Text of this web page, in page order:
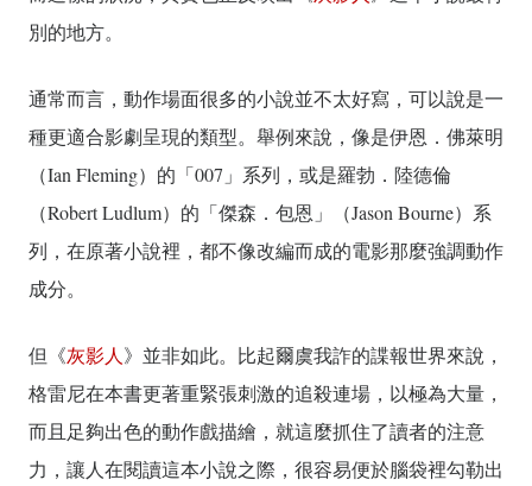
別的地方。
通常而言，動作場面很多的小說並不太好寫，可以說是一
種更適合影劇呈現的類型。舉例來說，像是伊恩．佛萊明
（Ian Fleming）的「007」系列，或是羅勃．陸德倫
（Robert Ludlum）的「傑森．包恩」（Jason Bourne）系
列，在原著小說裡，都不像改編而成的電影那麼強調動作
成分。
但《灰影人 》並非如此。比起爾虞我詐的諜報世界來說，
格雷尼在本書更著重緊張刺激的追殺連場，以極為大量，
而且足夠出色的動作戲描繪，就這麼抓住了讀者的注意
力，讓人在閱讀這本小說之際，很容易便於腦袋裡勾勒出